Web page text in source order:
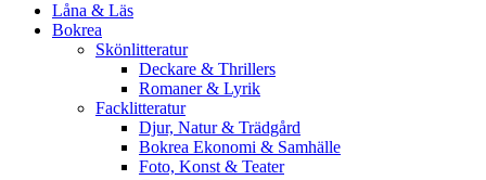
Låna & Läs
Bokrea
Skönlitteratur
Deckare & Thrillers
Romaner & Lyrik
Facklitteratur
Djur, Natur & Trädgård
Bokrea Ekonomi & Samhälle
Foto, Konst & Teater